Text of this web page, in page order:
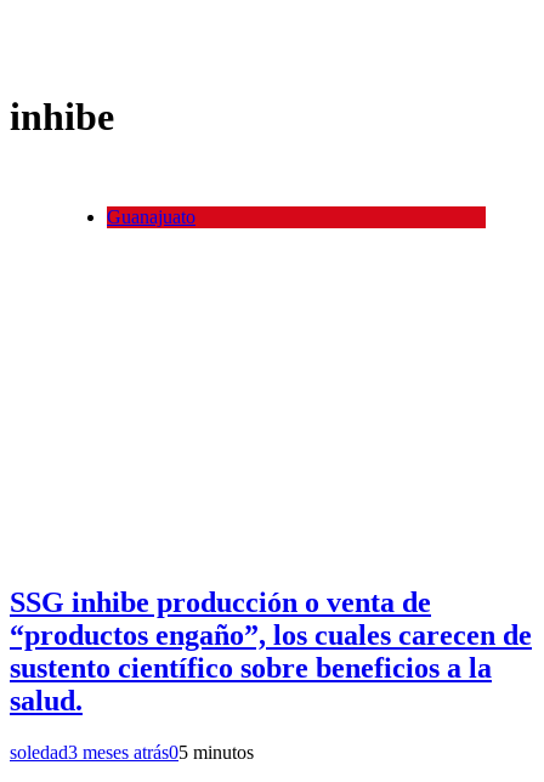
inhibe
Guanajuato
SSG inhibe producción o venta de
“productos engaño”, los cuales carecen de
sustento científico sobre beneficios a la
salud.
soledad3 meses atrás05 minutos